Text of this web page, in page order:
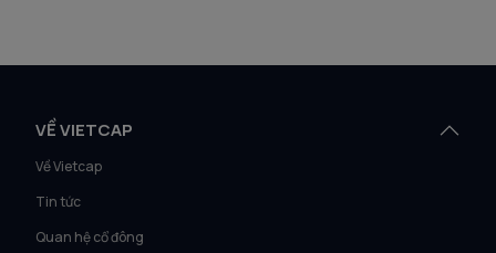
VỀ VIETCAP
Về Vietcap
Tin tức
Quan hệ cổ đông